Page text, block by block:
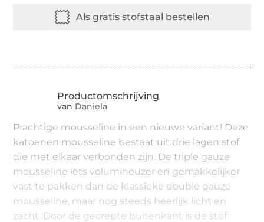
van Daniela
Prachtige mousseline in een nieuwe variant! Deze
katoenen mousseline bestaat uit drie lagen stof
die met elkaar verbonden zijn. De triple gauze
mousseline iets volumineuzer en gemakkelijker
vast te pakken dan de klassieke double gauze
mousseline, maar nog steeds heerlijk licht en
zacht. Door de gecrepte buitenkant is de stof